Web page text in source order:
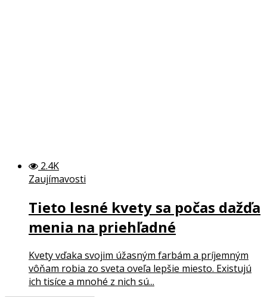
2.4K
Zaujímavosti
Tieto lesné kvety sa počas dažďa
menia na priehľadné
Kvety vďaka svojim úžasným farbám a príjemným
vôňam robia zo sveta oveľa lepšie miesto. Existujú
ich tisíce a mnohé z nich sú...